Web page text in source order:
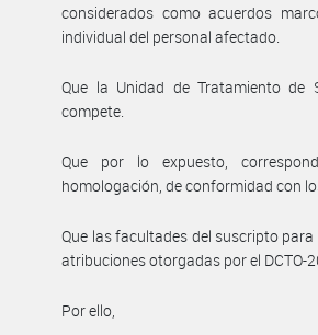
considerados como acuerdos
individual del personal afectado.
Que la Unidad de Tratamiento de
compete.
Que por lo expuesto,
homologación, de conformidad con
Que las facultades del suscripto
atribuciones otorgadas por el DCTO-
Por ello,